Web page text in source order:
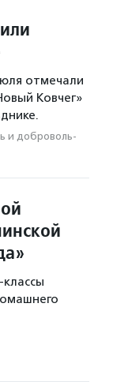
отмечали
Ковчег»
и доброволь­